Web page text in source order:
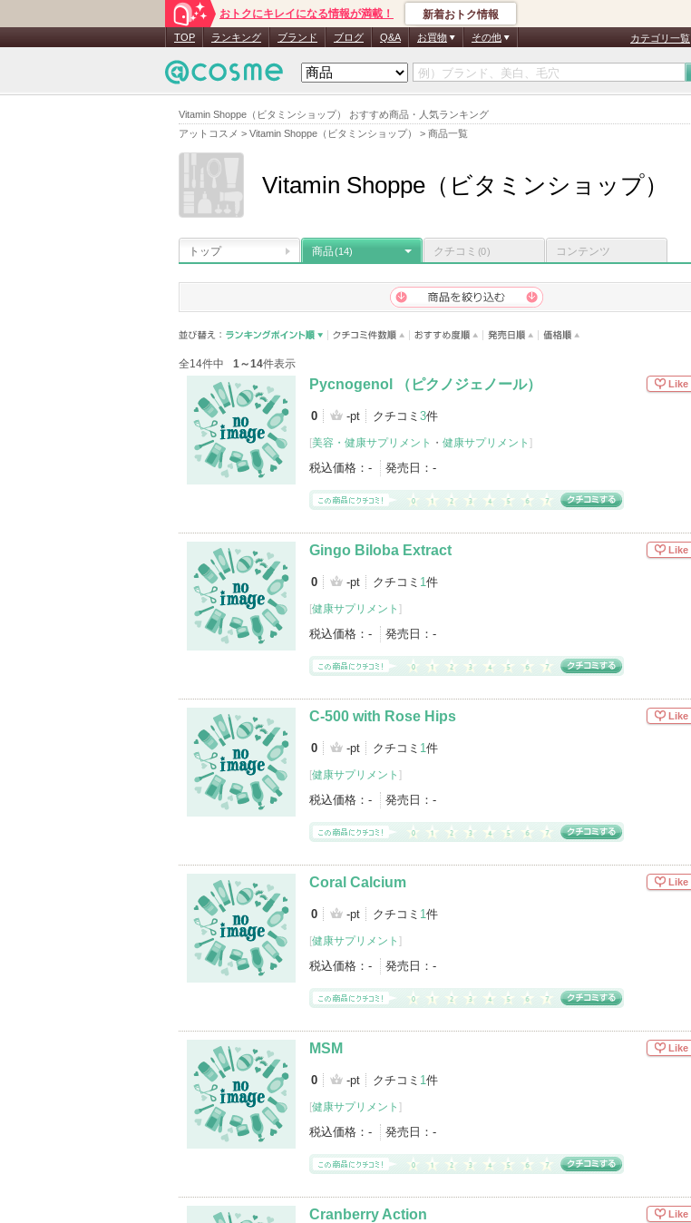
Vitamin Shoppe（ビタミンショップ） おすすめ商品・人気ランキング
アットコスメ > Vitamin Shoppe（ビタミンショップ） > 商品一覧
おトクにキレイになる情報が満載！ 新着おトク情報
TOP ランキング ブランド ブログ Q&A お買物 その他 カテゴリ一覧
Vitamin Shoppe（ビタミンショップ）
トップ 商品(14) クチコミ (0) コンテンツ
全14件中 1～14件表示
Pycnogenol （ピクノジェノール）
0 -pt クチコミ 3件
[美容・健康サプリメント ・ 健康サプリメント ]
税込価格： - 発売日： -
Like
Gingo Biloba Extract
0 -pt クチコミ 1件
[健康サプリメント ]
税込価格： - 発売日： -
Like
C-500 with Rose Hips
0 -pt クチコミ 1件
[健康サプリメント ]
税込価格： - 発売日： -
Like
Coral Calcium
0 -pt クチコミ 1件
[健康サプリメント ]
税込価格： - 発売日： -
Like
MSM
0 -pt クチコミ 1件
[健康サプリメント ]
税込価格： - 発売日： -
Like
Cranberry Action Like